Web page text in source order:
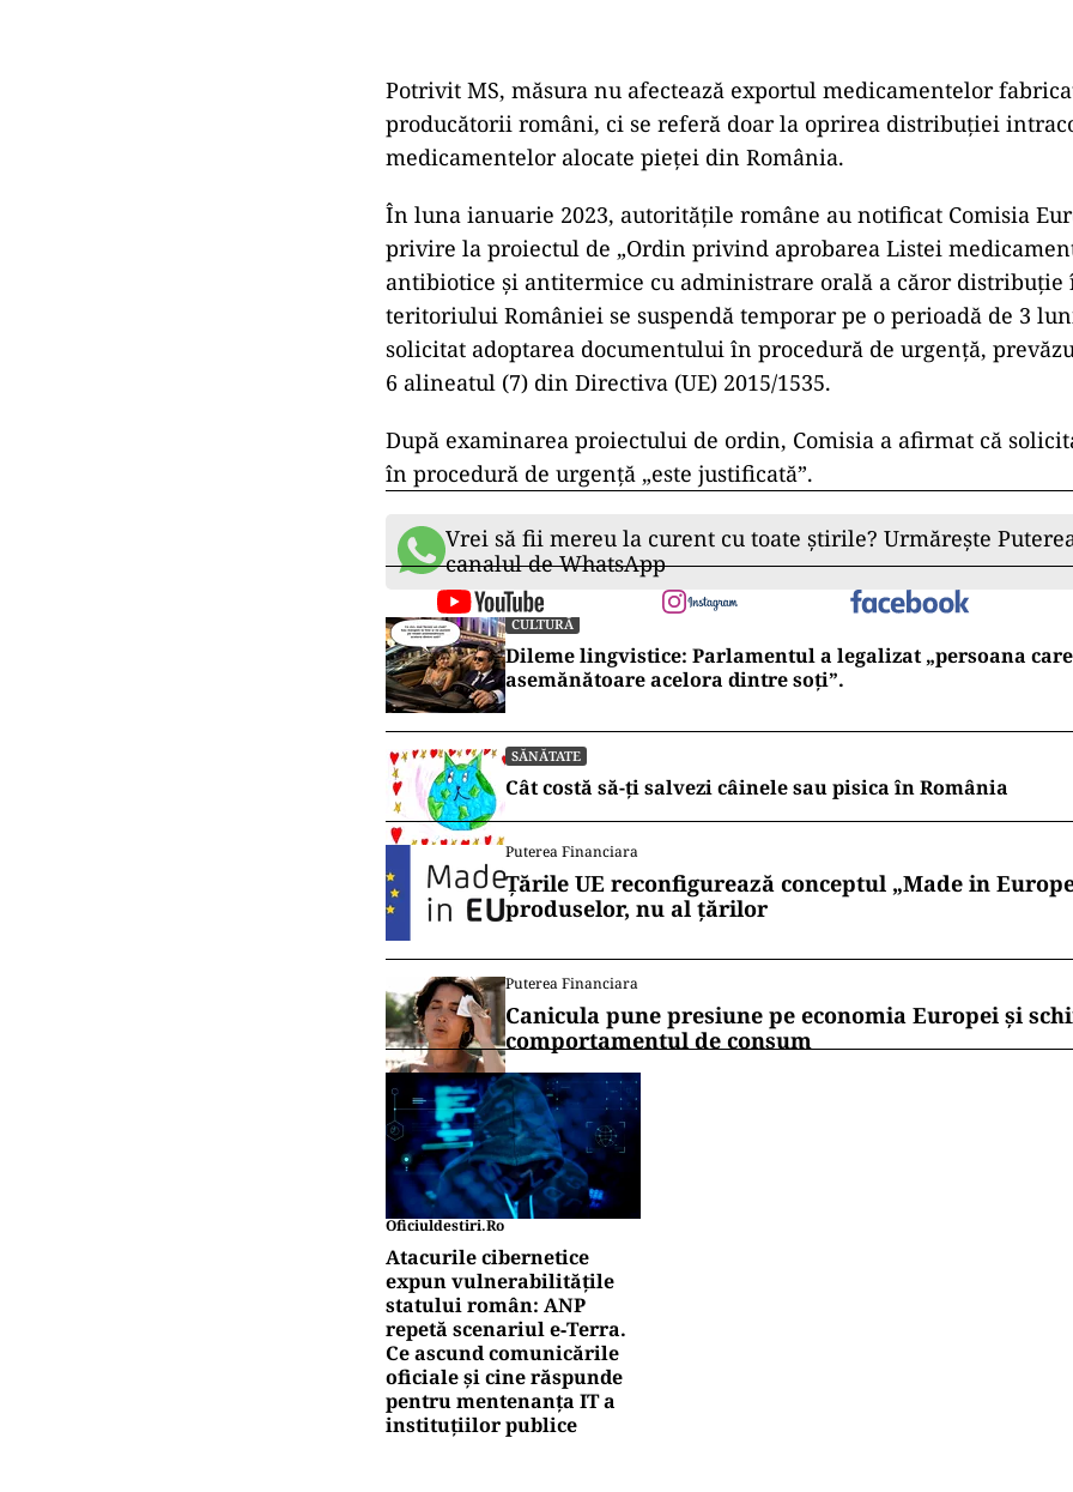
Potrivit MS, măsura nu afectează exportul medicamentelor
producătorii români, ci se referă doar la oprirea distribuţiei
medicamentelor alocate pieţei din România.
În luna ianuarie 2023, autorităţile române au notificat Comisia
privire la proiectul de „Ordin privind aprobarea Listei
antibiotice şi antitermice cu administrare orală a căror distribuţie
teritoriului României se suspendă temporar pe o perioadă de 3
solicitat adoptarea documentului în procedură de urgenţă,
6 alineatul (7) din Directiva (UE) 2015/1535.
După examinarea proiectului de ordin, Comisia a afirmat că
în procedură de urgenţă „este justificată”.
Vrei să fii mereu la curent cu toate știrile? Urmărește
canalul de WhatsApp
CULTURĂ
Dileme lingvistice: Parlamentul a legalizat „persoana
asemănătoare acelora dintre soți”.
SĂNĂTATE
Cât costă să-ți salvezi câinele sau pisica în România
Puterea Financiara
Țările UE reconfigurează conceptul „Made in
produselor, nu al țărilor
Puterea Financiara
Canicula pune presiune pe economia Europei și
comportamentul de consum
Oficiuldestiri.ro
Atacurile cibernetice
expun vulnerabilitățile
statului român: ANP
repetă scenariul e‑Terra.
Ce ascund comunicările
oficiale și cine răspunde
pentru mentenanța IT a
instituțiilor publice